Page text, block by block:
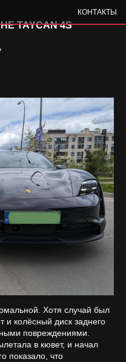
КОНТАКТЫ
TAYCAN 4S
Хотя случай был
и колёсный диск заднего
повреждениями.
в кювет, и начал
показало, что